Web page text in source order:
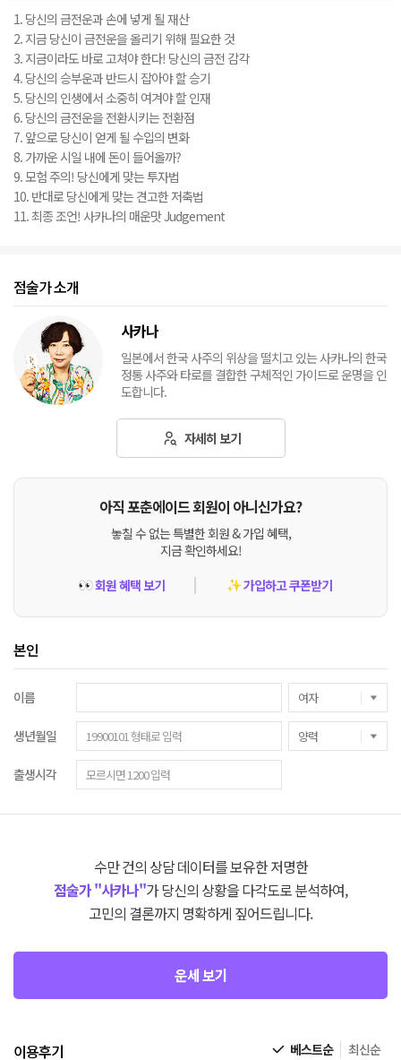
1. 당신의 금전운과 손에 넣게 될 재산
2. 지금 당신이 금전운을 올리기 위해 필요한 것
3. 지금이라도 바로 고쳐야 한다! 당신의 금전 감각
4. 당신의 승부운과 반드시 잡아야 할 승기
5. 당신의 인생에서 소중히 여겨야 할 인재
6. 당신의 금전운을 전환시키는 전환점
7. 앞으로 당신이 얻게 될 수입의 변화
8. 가까운 시일 내에 돈이 들어올까?
9. 모험 주의! 당신에게 맞는 투자법
10. 반대로 당신에게 맞는 견고한 저축법
11. 최종 조언! 사카나의 매운맛 Judgement
점술가 소개
사카나
일본에서 한국 사주의 위상을 떨치고 있는 사카나의 한국
정통 사주와 타로를 결합한 구체적인 가이드로 운명을 인
도합니다.
자세히 보기
아직 포춘에이드 회원이 아니신가요?
놓칠 수 없는 특별한 회원 & 가입 혜택,
지금 확인하세요!
👀회원 혜택 보기 ✨가입하고 쿠폰받기
본인
이름
생년월일
출생시각
수만 건의 상담 데이터를 보유한 저명한
점술가 "사카나"가 당신의 상황을 다각도로 분석하여,
고민의 결론까지 명확하게 짚어드립니다.
운세 보기
이용후기 베스트순 최신순